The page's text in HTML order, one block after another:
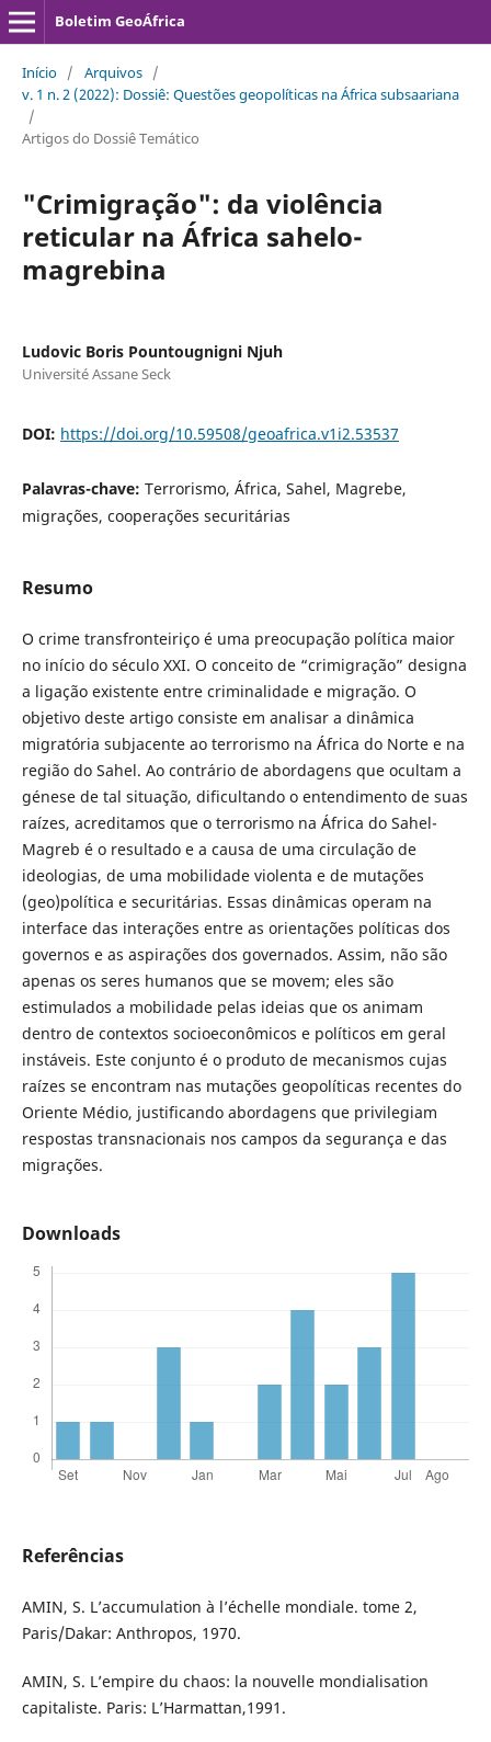
Boletim GeoÁfrica
Início / Arquivos /
v. 1 n. 2 (2022): Dossiê: Questões geopolíticas na África subsaariana
/
Artigos do Dossiê Temático
"Crimigração": da violência
reticular na África sahelo-
magrebina
Ludovic Boris Pountougnigni Njuh
Université Assane Seck
DOI: https://doi.org/10.59508/geoafrica.v1i2.53537
Palavras-chave: Terrorismo, África, Sahel, Magrebe,
migrações, cooperações securitárias
Resumo
O crime transfronteiriço é uma preocupação política maior
no início do século XXI. O conceito de “crimigração” designa
a ligação existente entre criminalidade e migração. O
objetivo deste artigo consiste em analisar a dinâmica
migratória subjacente ao terrorismo na África do Norte e na
região do Sahel. Ao contrário de abordagens que ocultam a
génese de tal situação, dificultando o entendimento de suas
raízes, acreditamos que o terrorismo na África do Sahel-
Magreb é o resultado e a causa de uma circulação de
ideologias, de uma mobilidade violenta e de mutações
(geo)política e securitárias. Essas dinâmicas operam na
interface das interações entre as orientações políticas dos
governos e as aspirações dos governados. Assim, não são
apenas os seres humanos que se movem; eles são
estimulados a mobilidade pelas ideias que os animam
dentro de contextos socioeconômicos e políticos em geral
instáveis. Este conjunto é o produto de mecanismos cujas
raízes se encontram nas mutações geopolíticas recentes do
Oriente Médio, justificando abordagens que privilegiam
respostas transnacionais nos campos da segurança e das
migrações.
Downloads
Referências
AMIN, S. L’accumulation à l’échelle mondiale. tome 2,
Paris/Dakar: Anthropos, 1970.
AMIN, S. L’empire du chaos: la nouvelle mondialisation
capitaliste. Paris: L’Harmattan,1991.